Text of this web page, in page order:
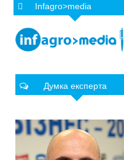
Infagro>media
Думка експерта